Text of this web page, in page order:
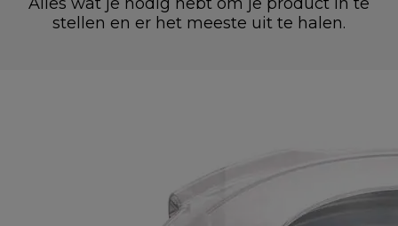
stellen en er het meeste uit te halen.